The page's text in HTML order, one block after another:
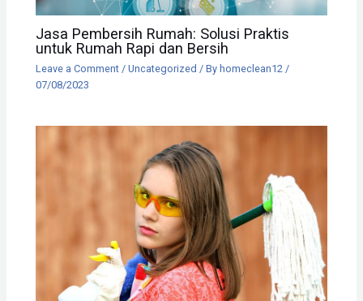
Jasa Pembersih Rumah: Solusi Praktis
untuk Rumah Rapi dan Bersih
Leave a Comment /Uncategorized / By homeclean12/
07/08/2023